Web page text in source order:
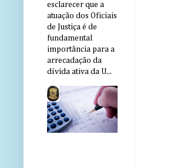
esclarecer que a
atuação dos Oficiais
de Justiça é de
fundamental
importância para a
arrecadação da
dívida ativa da U...